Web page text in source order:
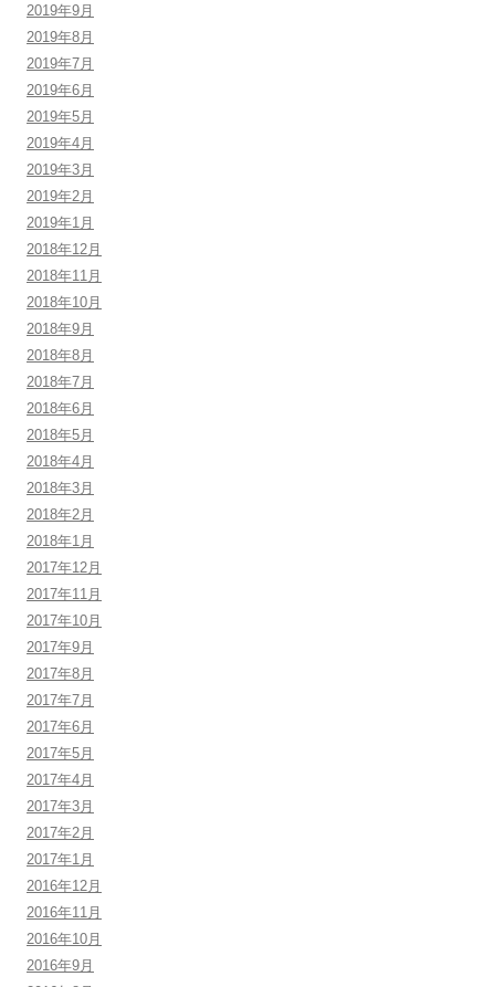
2019年9月
2019年8月
2019年7月
2019年6月
2019年5月
2019年4月
2019年3月
2019年2月
2019年1月
2018年12月
2018年11月
2018年10月
2018年9月
2018年8月
2018年7月
2018年6月
2018年5月
2018年4月
2018年3月
2018年2月
2018年1月
2017年12月
2017年11月
2017年10月
2017年9月
2017年8月
2017年7月
2017年6月
2017年5月
2017年4月
2017年3月
2017年2月
2017年1月
2016年12月
2016年11月
2016年10月
2016年9月